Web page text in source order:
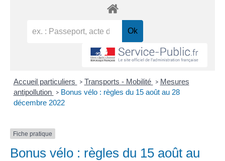
Accueil particuliers > Transports - Mobilité > Mesures
antipollution > Bonus vélo : règles du 15 août au 28
décembre 2022
Fiche pratique
Bonus vélo : règles du 15 août au